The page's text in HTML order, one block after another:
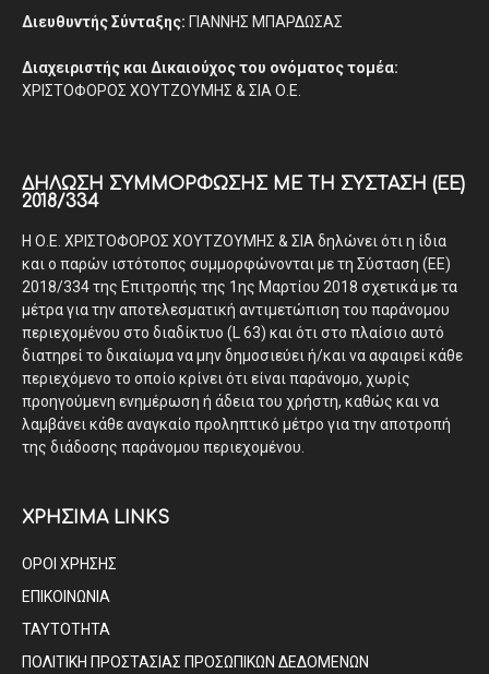
Διευθυντής Σύνταξης: ΓΙΑΝΝΗΣ ΜΠΑΡΔΩΣΑΣ
Διαχειριστής και Δικαιούχος του ονόματος τομέα:
ΧΡΙΣΤΟΦΟΡΟΣ ΧΟΥΤΖΟΥΜΗΣ & ΣΙΑ Ο.Ε.
ΔΉΛΩΣΗ ΣΥΜΜΌΡΦΩΣΗΣ ΜΕ ΤΗ ΣΎΣΤΑΣΗ (ΕΕ)
2018/334
Η Ο.Ε. ΧΡΙΣΤΟΦΟΡΟΣ ΧΟΥΤΖΟΥΜΗΣ & ΣΙΑ δηλώνει ότι η ίδια
και ο παρών ιστότοπος συμμορφώνονται με τη Σύσταση (ΕΕ)
2018/334 της Επιτροπής της 1ης Μαρτίου 2018 σχετικά με τα
μέτρα για την αποτελεσματική αντιμετώπιση του παράνομου
περιεχομένου στο διαδίκτυο (L 63) και ότι στο πλαίσιο αυτό
διατηρεί το δικαίωμα να μην δημοσιεύει ή/και να αφαιρεί κάθε
περιεχόμενο το οποίο κρίνει ότι είναι παράνομο, χωρίς
προηγούμενη ενημέρωση ή άδεια του χρήστη, καθώς και να
λαμβάνει κάθε αναγκαίο προληπτικό μέτρο για την αποτροπή
της διάδοσης παράνομου περιεχομένου.
ΧΡΗΣΙΜΑ LINKS
ΟΡΟΙ ΧΡΗΣΗΣ
ΕΠΙΚΟΙΝΩΝΙΑ
ΤΑΥΤΟΤΗΤΑ
ΠΟΛΙΤΙΚΗ ΠΡΟΣΤΑΣΙΑΣ ΠΡΟΣΩΠΙΚΩΝ ΔΕΔΟΜΕΝΩΝ